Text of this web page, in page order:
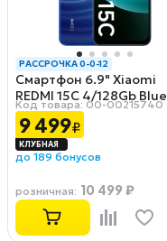
РАССРОЧКА 0-0-12
Смартфон 6.9" Xiaomi
REDMI 15C 4/128Gb Blue
Код товара: 00-00215740
9 499₽
до 189 бонусов
розничная: 10 499 ₽